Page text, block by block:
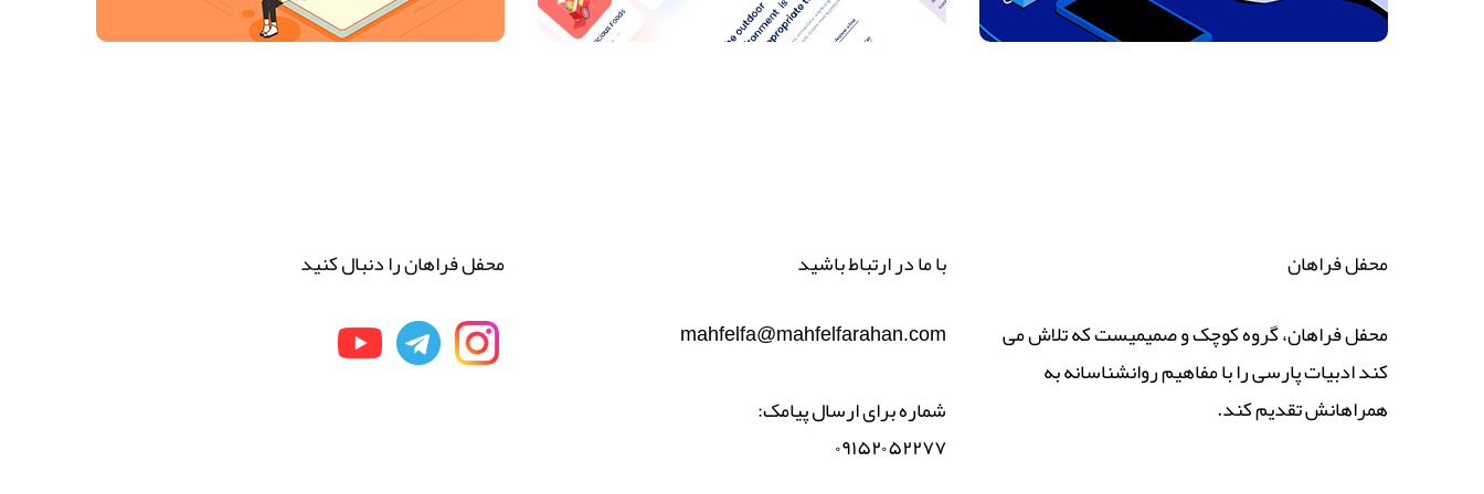
محفل فراهان را دنبال کنید با ما در ارتباط باشید
mahfelfa@mahfelfarahan.com
شماره برای ارسال پیامک:
۰۹۱۵۲۰۵۲۲۷۷
محفل فراهان
محفل فراهان، گروه کوچک و صمیمیست که تلاش می
کند ادبیات پارسی را با مفاهیم روانشناسانه به
همراهانش تقدیم کند.